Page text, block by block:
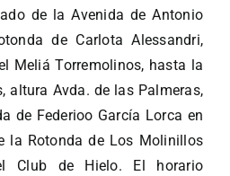
de la Avenida de Antonio
de Carlota Alessandri,
Meliá Torremolinos, hasta la
altura Avda. de las Palmeras,
de Federioo García Lorca en
la Rotonda de Los Molinillos
Club de Hielo. El horario